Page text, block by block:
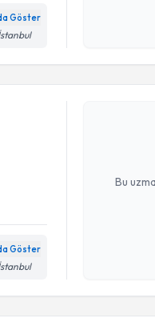
Göster
Kişisel
Göster
Bu
Randevu
Kişisel